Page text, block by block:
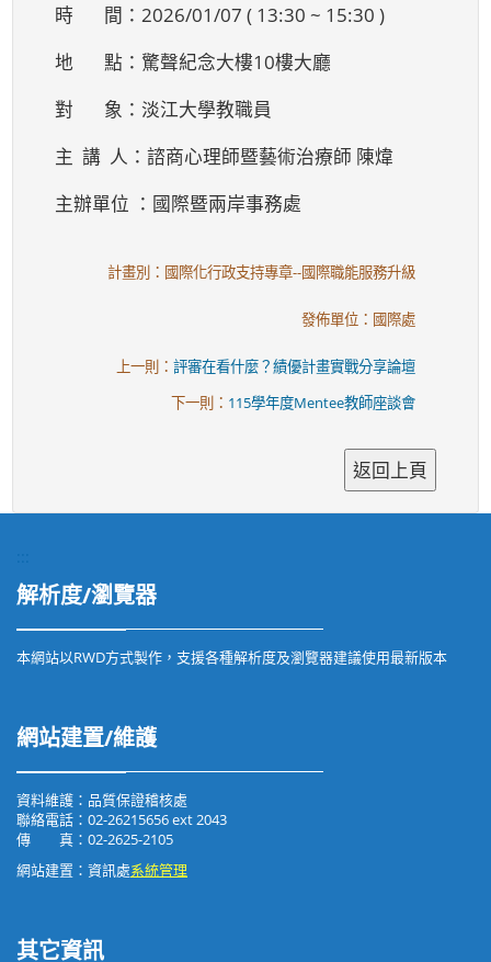
時 間：2026/01/07 ( 13:30 ~ 15:30 )
地 點：驚聲紀念大樓10樓大廳
對 象：淡江大學教職員
主 講 人：諮商心理師暨藝術治療師 陳煒
主辦單位 ：國際暨兩岸事務處
計畫別：國際化行政支持專章--國際職能服務升級
發佈單位：國際處
上一則：評審在看什麼？績優計畫實戰分享論壇
下一則： 115學年度Mentee教師座談會
解析度/瀏覽器
本網站以RWD方式製作，支援各種解析度及瀏覽器建議使用最新版本
網站建置/維護
資料維護：品質保證稽核處
聯絡電話：02-26215656 ext 2043
傳 真：02-2625-2105
網站建置：資訊處系統管理
其它資訊